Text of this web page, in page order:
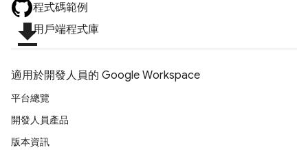
程式碼範例
file_download用戶端程式庫
適用於開發人員的 Google Workspace
平台總覽
開發人員產品
版本資訊